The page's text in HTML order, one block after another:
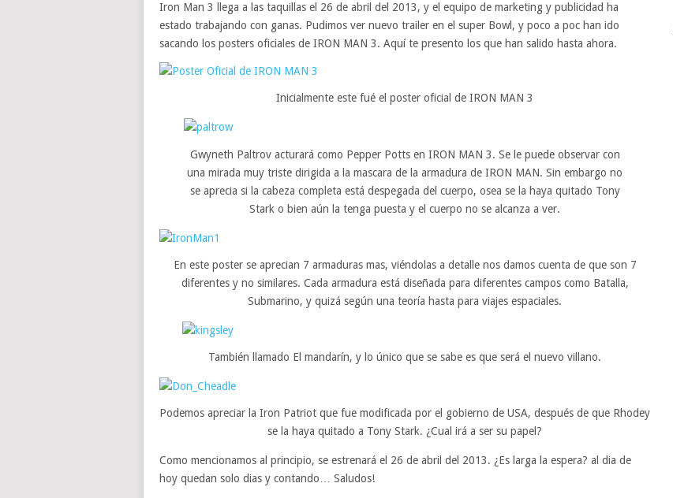
Iron Man 3 llega a las taquillas el 26 de abril del 2013, y el equipo de marketing y publicidad ha
estado trabajando con ganas. Pudimos ver nuevo trailer en el super Bowl, y poco a poc han ido
sacando los posters oficiales de IRON MAN 3. Aquí te presento los que han salido hasta ahora.
Inicialmente este fué el poster oficial de IRON MAN 3
Gwyneth Paltrov acturará como Pepper Potts en IRON MAN 3. Se le puede observar con
una mirada muy triste dirigida a la mascara de la armadura de IRON MAN. Sin embargo no
se aprecia si la cabeza completa está despegada del cuerpo, osea se la haya quitado Tony
Stark o bien aún la tenga puesta y el cuerpo no se alcanza a ver.
En este poster se aprecian 7 armaduras mas, viéndolas a detalle nos damos cuenta de que son 7
diferentes y no similares. Cada armadura está diseñada para diferentes campos como Batalla,
Submarino, y quizá según una teoría hasta para viajes espaciales.
También llamado El mandarín, y lo único que se sabe es que será el nuevo villano.
Podemos apreciar la Iron Patriot que fue modificada por el gobierno de USA, después de que Rhodey
se la haya quitado a Tony Stark. ¿Cual irá a ser su papel?
Como mencionamos al principio, se estrenará el 26 de abril del 2013. ¿Es larga la espera? al dia de
hoy quedan solo dias y contando… Saludos!